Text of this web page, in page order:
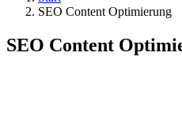
SEO Content Optimierung
SEO Content